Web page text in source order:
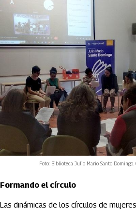
Foto: Biblioteca Julio Mario Santo Domingo.
Formando el círculo
Las dinámicas de los círculos de